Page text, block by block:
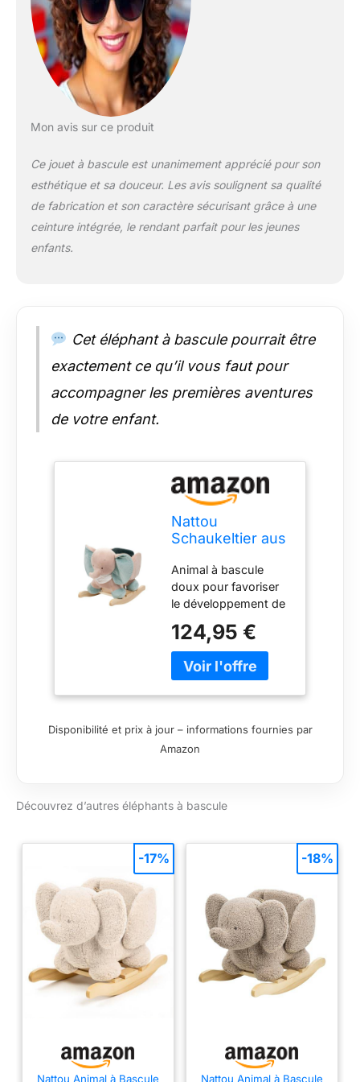
aux poignées solides
Gage de qualité :
Doudou très doux en
100% polyester sur
une structure en bois
la livraison : 1 x
Bascule Éléphant
Axel, Collection :
Luna et Axel,
Mon avis sur ce produit
Ce jouet à bascule est unanimement apprécié pour son
esthétique et sa douceur. Les avis soulignent sa qualité
de fabrication et son caractère sécurisant grâce à une
ceinture intégrée, le rendant parfait pour les jeunes
enfants.
Cet éléphant à bascule pourrait être
exactement ce qu’il vous faut pour
accompagner les premières aventures
de votre enfant.
Nattou
Schaukeltier aus
(Frottee), Elefant
Axel, 63 x 33 x
45 cm, Luna und
Axel, Grün/Beige
Animal à bascule
doux pour favoriser
le développement de
ludique, Cadeau idéal
pour un premier
anniversaire, Adapté
l’enfant tout en lui
permettant d'exercer
muscles de façon
absolue : Jouet
grâce à la ceinture de
sécurité du siège
pour enfant, à la large
structure en bois et
aux poignées solides
Gage de qualité :
Doudou très doux en
100% polyester sur
la surface à l'eau et
au savon Contenu de
124,95 €
Disponibilité et prix à jour – informations fournies par
Amazon
Découvrez d’autres éléphants à bascule
Nattou Animal à Bascule
-17%
Nattou Animal à Bascule
-18%